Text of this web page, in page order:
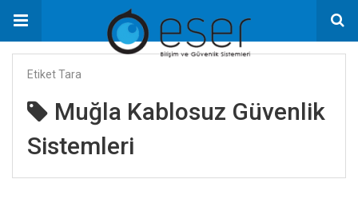
Etiket Tara
Muğla Kablosuz Güvenlik
Sistemleri